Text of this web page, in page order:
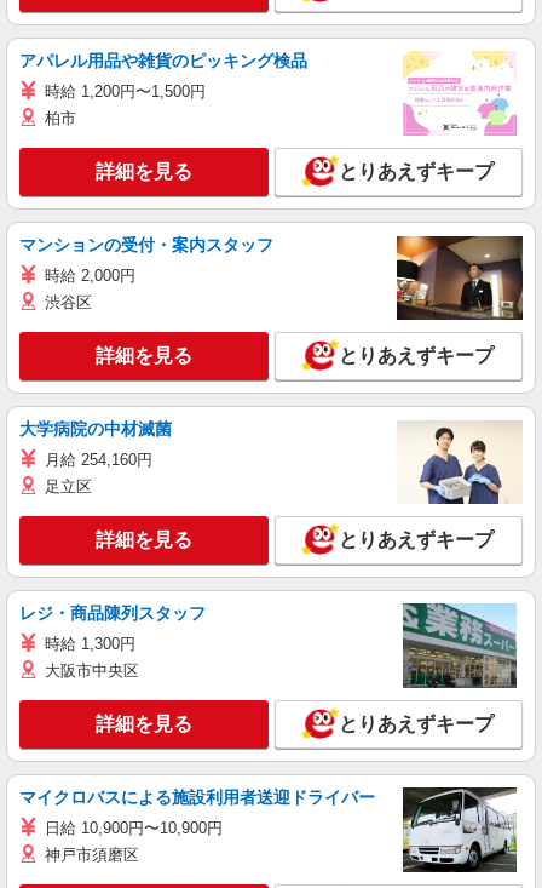
アパレル用品や雑貨のピッキング検品
時給 1,200円〜1,500円
柏市
詳細を見る とりあえずキープ
マンションの受付・案内スタッフ
時給 2,000円
渋谷区
詳細を見る とりあえずキープ
大学病院の中材滅菌
月給 254,160円
足立区
詳細を見る とりあえずキープ
レジ・商品陳列スタッフ
時給 1,300円
大阪市中央区
詳細を見る とりあえずキープ
マイクロバスによる施設利用者送迎ドライバー
日給 10,900円〜10,900円
神戸市須磨区